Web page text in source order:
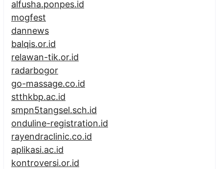
alfusha.ponpes.id
mogfest
dannews
balqis.or.id
relawan-tik.or.id
radarbogor
go-massage.co.id
stthkbp.ac.id
smpn5tangsel.sch.id
onduline-registration.id
rayendraclinic.co.id
aplikasi.ac.id
kontroversi.or.id